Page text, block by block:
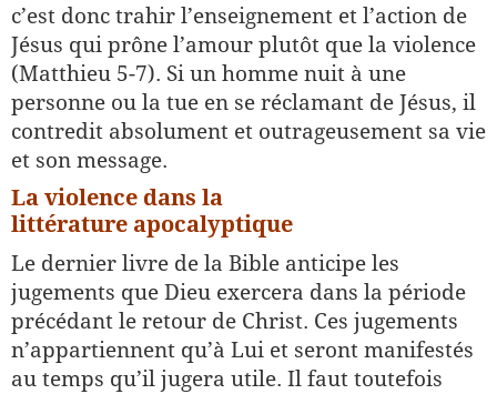
c’est donc trahir l’enseignement et l’action de
Jésus qui prône l’amour plutôt que la violence
(Matthieu 5-7). Si un homme nuit à une
personne ou la tue en se réclamant de Jésus, il
contredit absolument et outrageusement sa vie
et son message.
La violence dans la
littérature apocalyptique
Le dernier livre de la Bible anticipe les
jugements que Dieu exercera dans la période
précédant le retour de Christ. Ces jugements
n’appartiennent qu’à Lui et seront manifestés
au temps qu’il jugera utile. Il faut toutefois